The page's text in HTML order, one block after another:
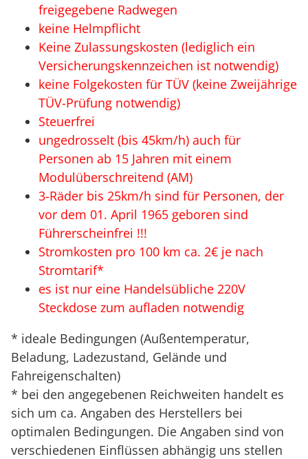
freigegebene Radwegen
keine Helmpflicht
Keine Zulassungskosten (lediglich ein
Versicherungskennzeichen ist notwendig)
keine Folgekosten für TÜV (keine Zweijährige
TÜV-Prüfung notwendig)
Steuerfrei
ungedrosselt (bis 45km/h) auch für
Personen ab 15 Jahren mit einem
Modulüberschreitend (AM)
3-Räder bis 25km/h sind für Personen, der
vor dem 01. April 1965 geboren sind
Führerscheinfrei !!!
Stromkosten pro 100 km ca. 2€ je nach
Stromtarif*
es ist nur eine Handelsübliche 220V
Steckdose zum aufladen notwendig
* ideale Bedingungen (Außentemperatur,
Beladung, Ladezustand, Gelände und
Fahreigenschalten)
* bei den angegebenen Reichweiten handelt es
sich um ca. Angaben des Herstellers bei
optimalen Bedingungen. Die Angaben sind von
verschiedenen Einflüssen abhängig uns stellen